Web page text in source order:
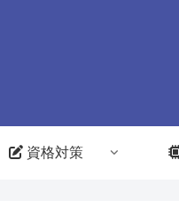
資格対策